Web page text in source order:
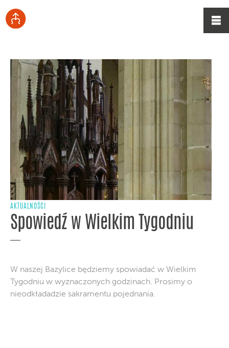
AKTUALNOŚCI
Spowiedź w Wielkim Tygodniu
W naszej Bazylice będziemy spowiadać w Wielkim
Tygodniu w wyznaczonych godzinach. Prosimy o
nieodkładadzie sakramentu pojednania.